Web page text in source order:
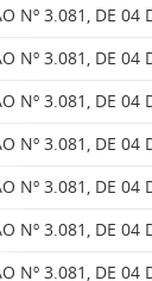
Nº 3.081, DE 04
Nº 3.081, DE 04
Nº 3.081, DE 04
Nº 3.081, DE 04
Nº 3.081, DE 04
Nº 3.081, DE 04
Nº 3.081, DE 04